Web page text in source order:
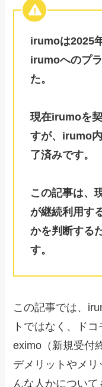
irumoは2025
irumoへのプ
た。
現在irumoを
すが、irumo
了済みです。
この記事は、
が継続利用す
かを判断する
す。
この記事では、
トではなく、ド
eximo（新規受付
デメリットやメ
んな人かについて